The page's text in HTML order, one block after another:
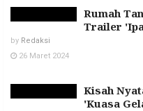
Rumah
Trailer
by Redaksi
26 Maret 2024
Kisah
'Kuasa